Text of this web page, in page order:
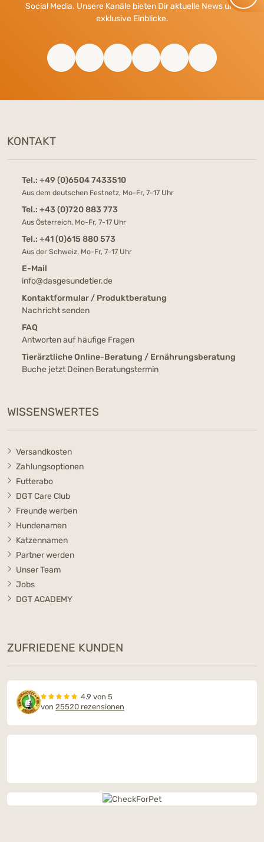
Social Media. Unsere Kanäle bieten Dir aktuelle News und
exklusive Einblicke.
KONTAKT
Tel.: +49 (0)6504 7433510
Aus dem deutschen Festnetz, Mo-Fr, 7-17 Uhr
Tel.: +43 (0)720 883 773
Aus Österreich, Mo-Fr, 7-17 Uhr
Tel.: +41 (0)615 880 573
Aus der Schweiz, Mo-Fr, 7-17 Uhr
E-Mail
info@dasgesundetier.de
Kontaktformular / Produktberatung
Nachricht senden
FAQ
Antworten auf häufige Fragen
Tierärztliche Online-Beratung / Ernährungsberatung
Buche jetzt Deinen Beratungstermin
WISSENSWERTES
Versandkosten
Zahlungsoptionen
Futterabo
DGT Care Club
Freunde werben
Hundenamen
Katzennamen
Partner werden
Unser Team
Jobs
DGT ACADEMY
ZUFRIEDENE KUNDEN
4.9 von 5
von 25520 rezensionen